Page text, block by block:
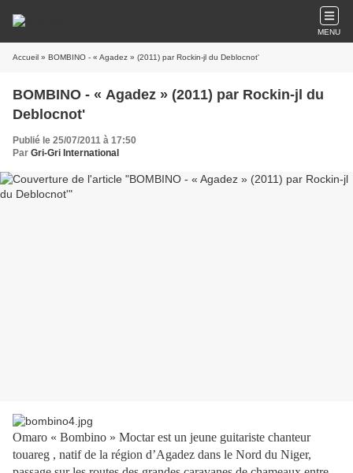
MENU
Accueil » BOMBINO - « Agadez » (2011) par Rockin-jl du Deblocnot'
BOMBINO - « Agadez » (2011) par Rockin-jl du
Deblocnot'
Publié le 25/07/2011 à 17:50
Par Gri-Gri International
Omaro « Bombino » Moctar est un jeune guitariste chanteur
touareg , natif de la région d’Agadez dans le Nord du Niger,